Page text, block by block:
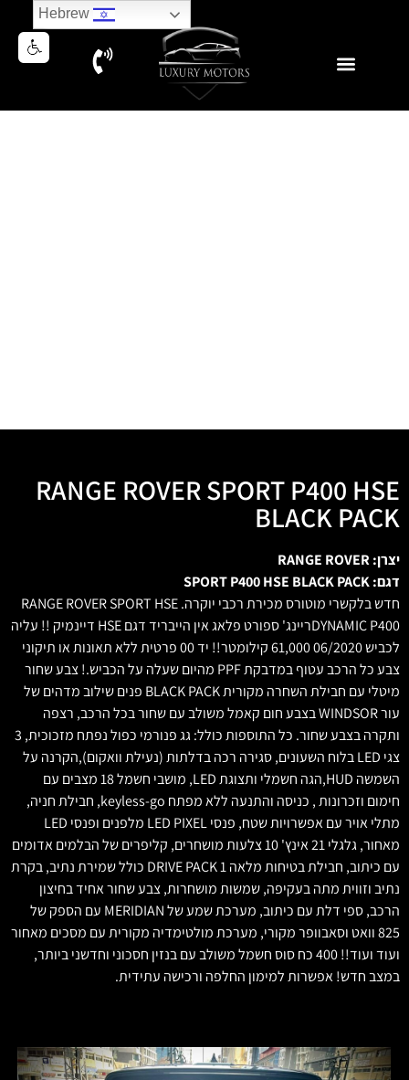
RANGE ROVER SPORT P400 HSE
BLACK PACK
יצרן: RANGE ROVER
דגם: SPORT P400 HSE BLACK PACK
חדש בלקשרי מוטורס מכירת רכבי יוקרה. RANGE ROVER SPORT HSE
DYNAMIC P400ריינג' ספורט פלאג אין הייבריד דגם HSE דיינמיק !! עליה
לכביש 06/2020 61,000 קילומטר!! יד 00 פרטית ללא תאונות או תיקוני
צבע כל הרכב עטוף במדבקת PPF מהיום שעלה על הכביש.! צבע שחור
מיטלי עם חבילת השחרה מקורית BLACK PACK פנים שילוב מדהים של
עור WINDSOR בצבע חום קאמל משולב עם שחור בכל הרכב, רצפה
ותקרה בצבע שחור. כל התוספות כולל: גג פנורמי כפול נפתח מזכוכית, 3
צגי LED בלוח השעונים, סגירה רכה בדלתות (נעילת וואקום),הקרנה על
השמשה HUD,הגה חשמלי ותצוגת LED, מושבי חשמל 18 מצבים עם
חימום וזכרונות , כניסה והתנעה ללא מפתח keyless-go, חבילת חניה,
מתלי אויר עם אפשרויות שטח, פנסי LED PIXEL מלפנים ופנסי LED
מאחור, גלגלי 21 אינץ' 10 צלעות מושחרים, קליפרים של הבלמים אדומים
עם כיתוב, חבילת בטיחות מלאה 1 DRIVE PACK כולל שמירת נתיב, בקרת
נתיב וזווית מתה בעקיפה, שמשות מושחרות, צבע שחור אחיד בחיצון
הרכב, ספי דלת עם כיתוב, מערכת שמע של MERIDIAN עם הספק של
825 וואט וסאבוופר מקורי, מערכת מולטימדיה מקורית עם מסכים מאחור
ועוד ועוד!! 400 כח סוס חשמל משולב עם בנזין חסכוני וחדשני ביותר,
במצב חדש! אפשרות למימון החלפה ורכישה עתידית.
Hebrew